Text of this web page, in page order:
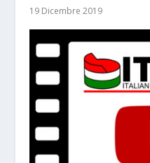
19 Dicembre 2019